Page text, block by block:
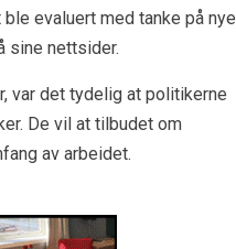
evaluert med tanke på nye
sine nettsider.
var det tydelig at politikerne
De vil at tilbudet om
av arbeidet.